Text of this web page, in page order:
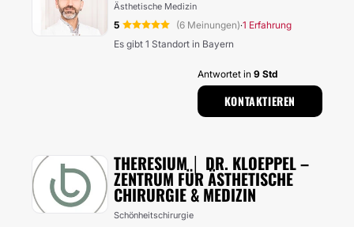
Ästhetische Medizin
5 (6 Meinungen)·1 Erfahrung
Es gibt 1 Standort in Bayern
Antwortet in 9 Std
KONTAKTIEREN
THERESIUM │ DR. KLOEPPEL –
ZENTRUM FÜR ÄSTHETISCHE
CHIRURGIE & MEDIZIN
Schönheitschirurgie